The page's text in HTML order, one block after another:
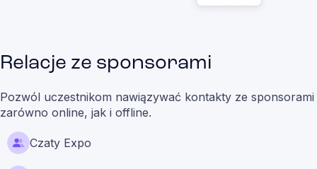
Relacje ze sponsorami
Pozwól uczestnikom nawiązywać kontakty ze sponsorami
zarówno online, jak i offline.
Czaty Expo